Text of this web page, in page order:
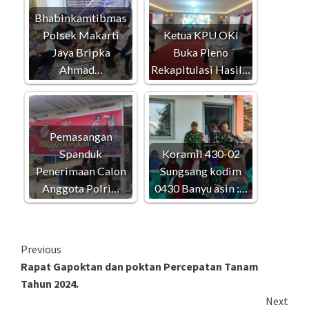
Bhabinkamtibmas
Polsek Makarti
Jaya Bripka
Ahmad…
Ketua KPU OKI
Buka Pleno
Rekapitulasi Hasil…
Pemasangan
Spanduk
Penerimaan Calon
Anggota Polri…
Koramil 430-02
Sungsang kodim
0430 Banyu asin :…
Continue
Reading
Previous
Rapat Gapoktan dan poktan Percepatan Tanam
Tahun 2024.
Next